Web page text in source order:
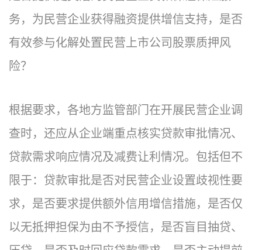
务，为民营企业获得融资提供增信支持，是否
有效参与化解处置民营上市公司股票质押风
险？
根据要求，各地方监管部门在开展民营企业调
查时，还应从企业端重点核实贷款审批情况、
贷款需求响应情况及减费让利情况。包括但不
限于：贷款审批是否对民营企业设置歧视性要
求，是否要求提供额外信用增信措施，是否仅
以无抵押担保为由不予授信，是否盲目抽贷、